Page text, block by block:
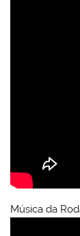
Música da